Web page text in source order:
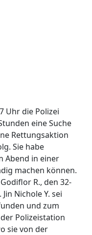
Uhr die Polizei
eine Suche
Rettungsaktion
Sie habe
Abend in einer
machen können.
R., den 32-
Nichole Y. sei
und zum
Polizeistation
sie von der